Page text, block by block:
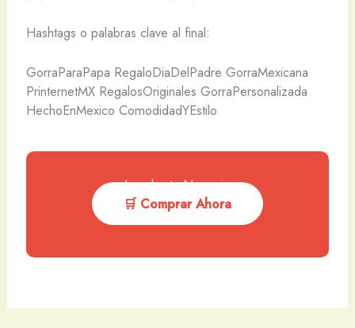
Hashtags o palabras clave al final:
GorraParaPapa RegaloDiaDelPadre GorraMexicana
PrinternetMX RegalosOriginales GorraPersonalizada
HechoEnMexico ComodidadYEstilo
Impulsa tu Negocio
🛒 Comprar Ahora